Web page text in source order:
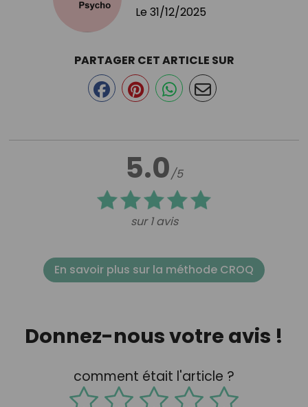
Le 31/12/2025
5.0/5
sur 1 avis
PARTAGER CET ARTICLE SUR
En savoir plus sur la méthode CROQ
Donnez-nous votre avis !
comment était l'article ?